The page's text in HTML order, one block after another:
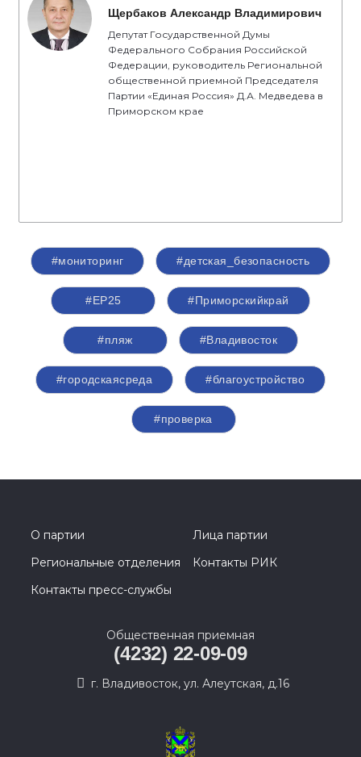
Щербаков Александр Владимирович
Депутат Государственной Думы
Федерального Собрания Российской
Федерации, руководитель Региональной
общественной приемной Председателя
Партии «Единая Россия» Д.А. Медведева в
Приморском крае
#мониторинг #детская_безопасность
#ЕР25 #Приморскийкрай
#пляж #Владивосток
#городскаясреда #благоустройство
#проверка
О партии
Лица партии
Региональные отделения
Контакты РИК
Контакты пресс-службы
Общественная приемная
(4232) 22-09-09
г. Владивосток, ул. Алеутская, д.16